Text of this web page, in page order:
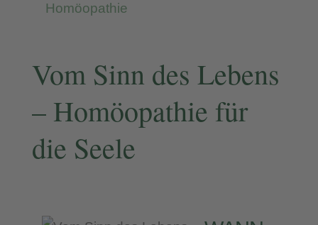
Homöopathie
Vom Sinn des Lebens
– Homöopathie für
die Seele